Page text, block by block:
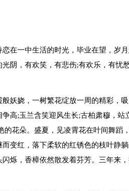
在一中生活的时光，毕业在望，岁
阴，有欢笑，有悲伤;有欢乐，有忧
妖娆，一树繁花绽放一周的精彩，
高;玉兰含笑迎风生长;古柏肃穆，站
花朵。盛夏，见凌霄花在叶间舞蹈
变红，落下柔软的红锈色的枝叶静
烁，香樟依然散发着芬芳。三年来